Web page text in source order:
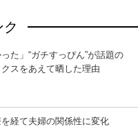
ク
た」“ガチすっぴん”が話題の
スをあえて晒した理由
経て夫婦の関係性に変化